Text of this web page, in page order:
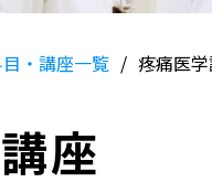
・講座一覧 疼痛医
座